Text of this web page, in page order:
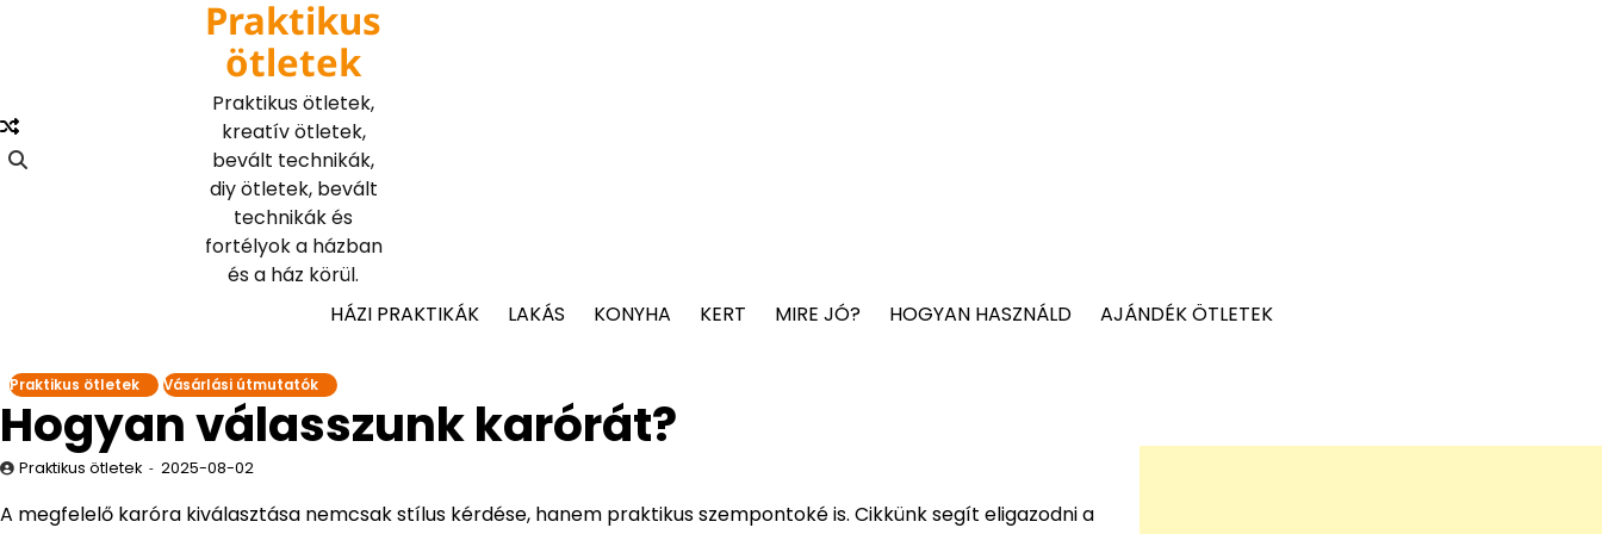
Praktikus
ötletek
Praktikus ötletek,
kreatív ötletek,
bevált technikák,
diy ötletek, bevált
technikák és
fortélyok a házban
és a ház körül.
HÁZI PRAKTIKÁK
LAKÁS KONYHA KERT MIRE JÓ? HOGYAN HASZNÁLD AJÁNDÉK ÖTLETEK
Praktikus ötletek Vásárlási útmutatók
Hogyan válasszunk karórát?
Praktikus ötletek 2025-08-02
A megfelelő karóra kiválasztása nemcsak stílus kérdése, hanem praktikus szempontoké is. Cikkünk segít eligazodni a